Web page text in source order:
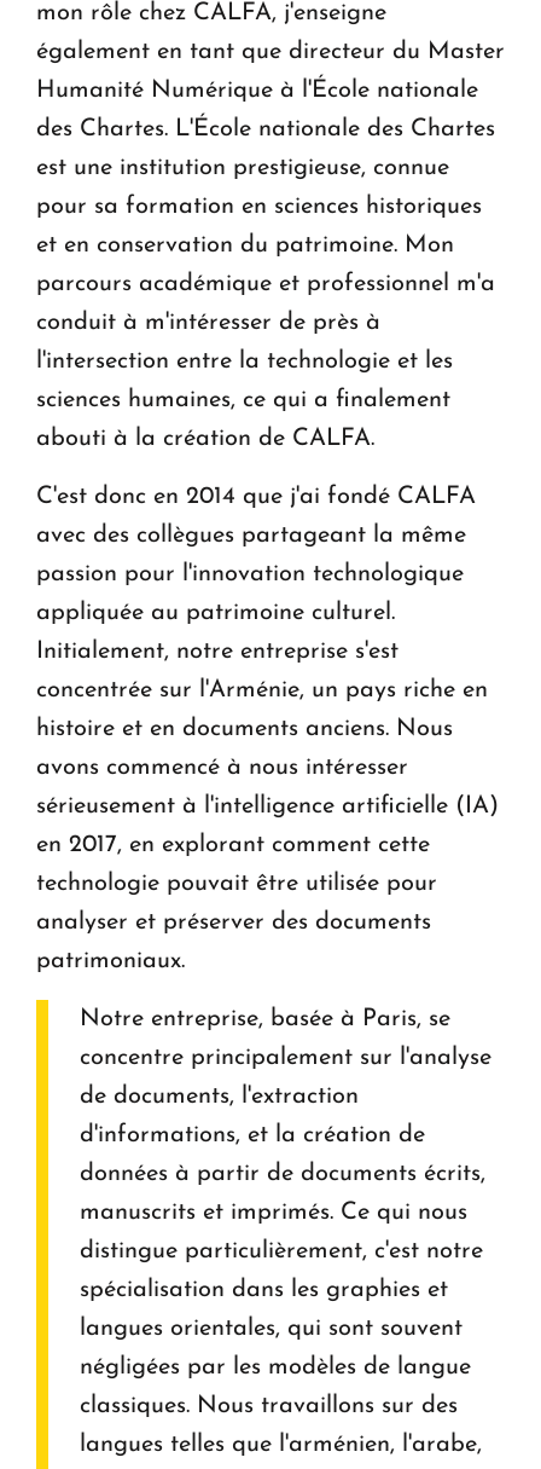
mon rôle chez CALFA, j'enseigne
également en tant que directeur du Master
Humanité Numérique à l'École nationale
des Chartes. L'École nationale des Chartes
est une institution prestigieuse, connue
pour sa formation en sciences historiques
et en conservation du patrimoine. Mon
parcours académique et professionnel m'a
conduit à m'intéresser de près à
l'intersection entre la technologie et les
sciences humaines, ce qui a finalement
abouti à la création de CALFA.
C'est donc en 2014 que j'ai fondé CALFA
avec des collègues partageant la même
passion pour l'innovation technologique
appliquée au patrimoine culturel.
Initialement, notre entreprise s'est
concentrée sur l'Arménie, un pays riche en
histoire et en documents anciens. Nous
avons commencé à nous intéresser
sérieusement à l'intelligence artificielle (IA)
en 2017, en explorant comment cette
technologie pouvait être utilisée pour
analyser et préserver des documents
patrimoniaux.
Notre entreprise, basée à Paris, se
concentre principalement sur l'analyse
de documents, l'extraction
d'informations, et la création de
données à partir de documents écrits,
manuscrits et imprimés. Ce qui nous
distingue particulièrement, c'est notre
spécialisation dans les graphies et
langues orientales, qui sont souvent
négligées par les modèles de langue
classiques. Nous travaillons sur des
langues telles que l'arménien, l'arabe,